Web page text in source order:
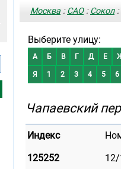
Москва :САО:Сокол:
Выберите улицу:
А Б В Г Д Е
Я 1 2 3 4 5 6
Чапаевский
Индекс
125252
12/